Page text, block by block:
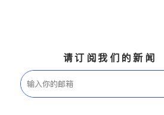
请订阅我们的新闻